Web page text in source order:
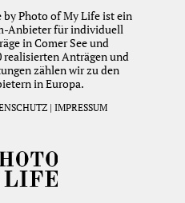
by Photo of My Life ist ein
Anbieter für individuell
in Comer See und
realisierten Anträgen und
zählen wir zu den
in Europa.
| IMPRESSUM